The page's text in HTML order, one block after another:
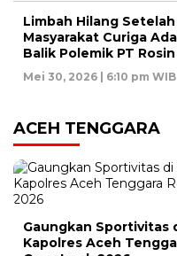
Limbah Hilang
Masyarakat Curiga
Balik Polemik PT Rosin
Mei 30, 2026 | 6:10 pm WIB
ACEH TENGGARA
Gaungkan Sportivitas
Kapolres Aceh